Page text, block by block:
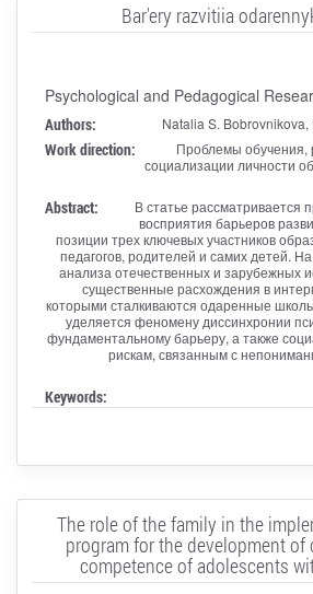
Bar'ery razvitiia
Psychological and Pedagogical
Authors: Natalia S.
Work direction:
Проблемы обучения,
социализации личности
Abstract:
В статье рассматривается
восприятия барьеров
позиции трех ключевых участников
педагогов, родителей и самих детей.
анализа отечественных и зарубежных
существенные расхождения в
которыми сталкиваются одаренные
уделяется феномену диссинхронии
фундаментальному барьеру, а также
рискам, связанным с
Keywords:
The role of the family in the
program for the development
competence of adolescents